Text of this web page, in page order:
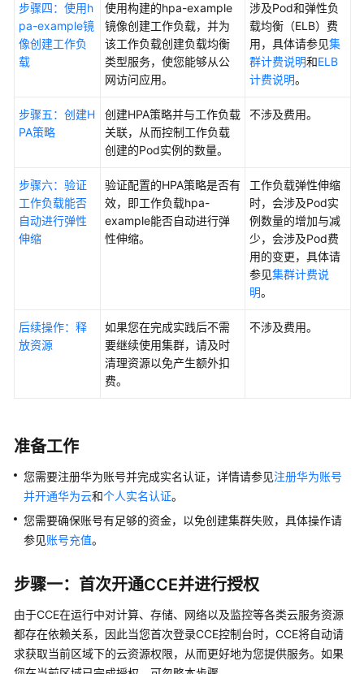
皮
书
资
源
持
区
系
统
权
步骤四：使用h
pa-example镜
像创建工作负
载
使用构建的hpa-example
镜像创建工作负载，并为
该工作负载创建负载均衡
类型服务，使您能够从公
网访问应用。
涉及Pod和弹性负
载均衡（ELB）费
用，具体请参见集
群计费说明和ELB
计费说明。
步骤五：创建H
PA策略
创建HPA策略并与工作负载
关联，从而控制工作负载
创建的Pod实例的数量。
不涉及费用。
步骤六：验证
工作负载能否
自动进行弹性
伸缩
验证配置的HPA策略是否有
效，即工作负载hpa-
example能否自动进行弹
性伸缩。
工作负载弹性伸缩
时，会涉及Pod实
例数量的增加与减
少，会涉及Pod费
用的变更，具体请
参见集群计费说
明。
后续操作：释
放资源
如果您在完成实践后不需
要继续使用集群，请及时
清理资源以免产生额外扣
费。
不涉及费用。
准备工作
您需要注册华为账号并完成实名认证，详情请参见注册华为账号
并开通华为云和个人实名认证。
您需要确保账号有足够的资金，以免创建集群失败，具体操作请
参见账号充值。
步骤一：首次开通CCE并进行授权
由于CCE在运行中对计算、存储、网络以及监控等各类云服务资源
都存在依赖关系，因此当您首次登录CCE控制台时，CCE将自动请
求获取当前区域下的云资源权限，从而更好地为您提供服务。如果